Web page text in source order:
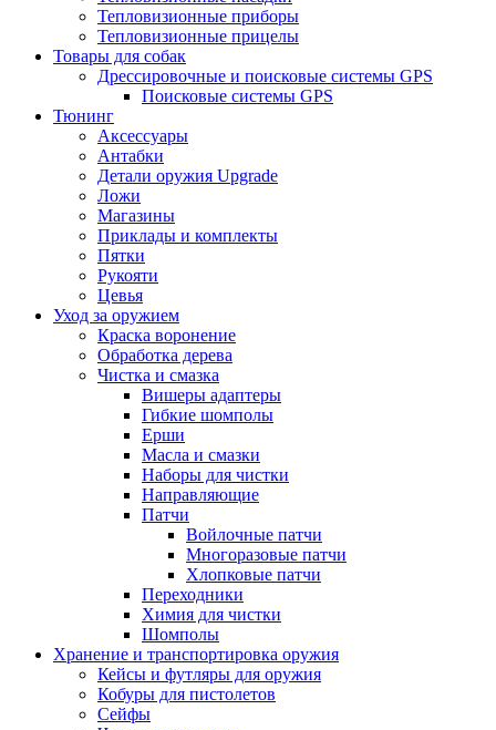
Тепловизионные приборы
Тепловизионные прицелы
Товары для собак
Дрессировочные и поисковые системы GPS
Поисковые системы GPS
Тюнинг
Аксессуары
Антабки
Детали оружия Upgrade
Ложи
Магазины
Приклады и комплекты
Пятки
Рукояти
Цевья
Уход за оружием
Краска воронение
Обработка дерева
Чистка и смазка
Вишеры адаптеры
Гибкие шомполы
Ерши
Масла и смазки
Наборы для чистки
Направляющие
Патчи
Войлочные патчи
Многоразовые патчи
Хлопковые патчи
Переходники
Химия для чистки
Шомполы
Хранение и транспортировка оружия
Кейсы и футляры для оружия
Кобуры для пистолетов
Сейфы